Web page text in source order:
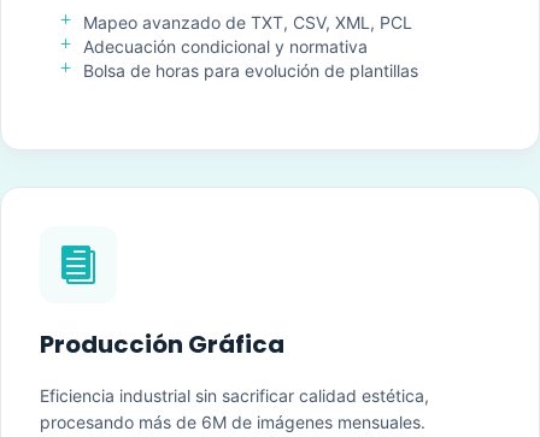
L Mapeo avanzado de TXT, CSV, XML, PCL
L Adecuación condicional y normativa
L Bolsa de horas para evolución de plantillas

Producción Gráfica
Eficiencia industrial sin sacrificar calidad estética,
procesando más de 6M de imágenes mensuales.